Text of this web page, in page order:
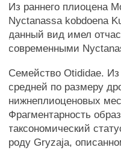
Из раннего плиоцена
Nyctanassa kobdoena
данный вид имел
современными
Семейство Otididae.
средней по размеру
нижнеплиоценовых
Фрагментарность
таксономический
роду Gryzaja,